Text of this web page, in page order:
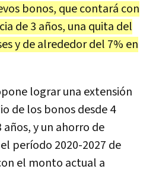
bonos, que contará con
de 3 años, una quita del
y de alrededor del 7% en
lograr una extensión
de los bonos desde 4
años, y un ahorro de
período 2020-2027 de
el monto actual a